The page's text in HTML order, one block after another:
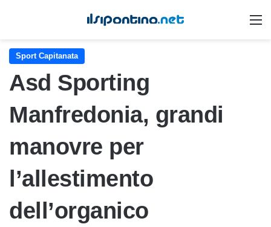
Sport Capitanata
Asd Sporting
Manfredonia, grandi
manovre per
l’allestimento
dell’organico